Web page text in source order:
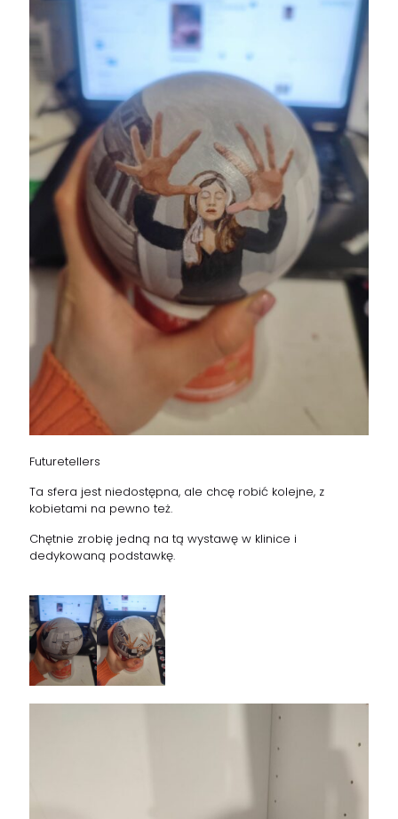
Futuretellers
Ta sfera jest niedostępna, ale chcę robić kolejne, z
kobietami na pewno też.
Chętnie zrobię jedną na tą wystawę w klinice i
dedykowaną podstawkę.